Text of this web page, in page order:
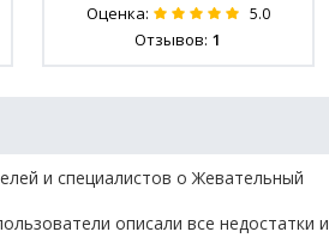
Оценка: 5.0
Отзывов: 1
и специалистов о Жевательный
описали все недостатки и